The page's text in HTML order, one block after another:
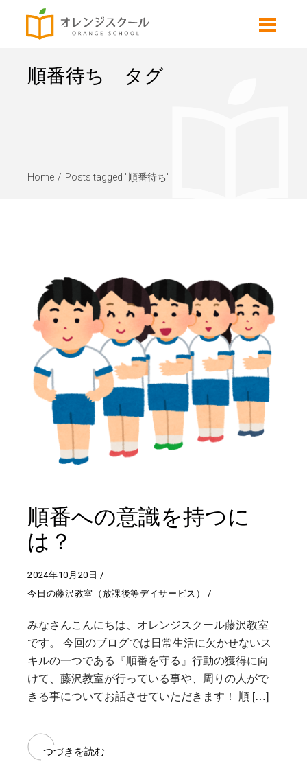
順番待ち タグ
Home Posts tagged "順番待ち"
順番への意識を持つに
は？
2024年10月20日
今日の藤沢教室（放課後等デイサービス）
みなさんこんにちは、オレンジスクール藤沢教室
です。 今回のブログでは日常生活に欠かせないス
キルの一つである『順番を守る』行動の獲得に向
けて、藤沢教室が行っている事や、周りの人がで
きる事についてお話させていただきます！ 順 […]
つづきを読む